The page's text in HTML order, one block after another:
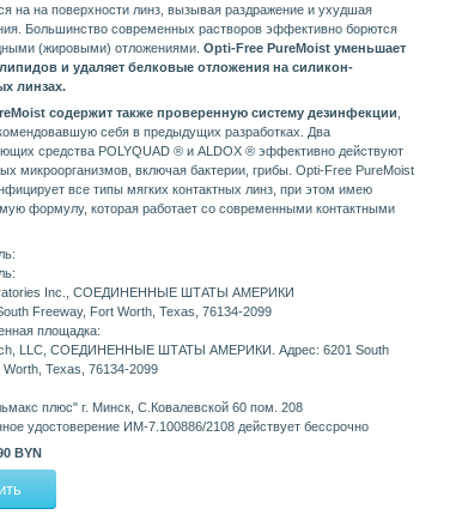
на на поверхности линз, вызывая раздражение и ухудшая
Большинство современных растворов эффективно борются
(жировыми) отложениями. Opti-Free PureMoist уменьшает
и удаляет белковые отложения на силикон-
линзах.
содержит также проверенную систему дезинфекции,
себя в предыдущих разработках. Два
средства POLYQUAD ® и ALDOX ® эффективно действуют
микроорганизмов, включая бактерии, грибы. Opti-Free PureMoist
все типы мягких контактных линз, при этом имею
формулу, которая работает со современными контактными
Inc., СОЕДИНЕННЫЕ ШТАТЫ АМЕРИКИ
Freeway, Fort Worth, Texas, 76134-2099
площадка:
LLC, СОЕДИНЕННЫЕ ШТАТЫ АМЕРИКИ. Адрес: 6201 South
Worth, Texas, 76134-2099
плюс" г. Минск, С.Ковалевской 60 пом. 208
удостоверение ИМ-7.100886/2108 действует бессрочно
BYN